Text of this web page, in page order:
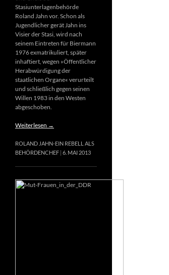
Stasiunterlagenbehörde
Roland Jahn vor. Schon als
Jugendlicher gerät Jahn ins
Visier der Stasi, wird nach
seinem Eintreten für Biermann
1976 exmatrikuliert, später
inhaftiert, wegen »Öffentlicher
Herabwürdigung der
staatlichen Organe« verurteilt
und schließlich gegen seinen
Willen 1983 in den Westen
abgeschoben.
Weiterlesen →
ROLAND JAHN-EIN REBELL ALS
BEHÖRDENCHEF 6. MAI 2013